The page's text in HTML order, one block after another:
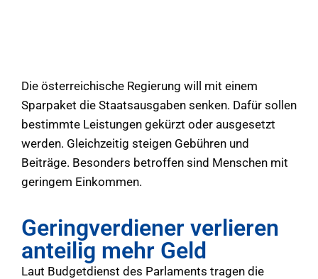
Die österreichische Regierung will mit einem
Sparpaket die Staatsausgaben senken. Dafür sollen
bestimmte Leistungen gekürzt oder ausgesetzt
werden. Gleichzeitig steigen Gebühren und
Beiträge. Besonders betroffen sind Menschen mit
geringem Einkommen.
Geringverdiener verlieren
anteilig mehr Geld
Laut Budgetdienst des Parlaments tragen die